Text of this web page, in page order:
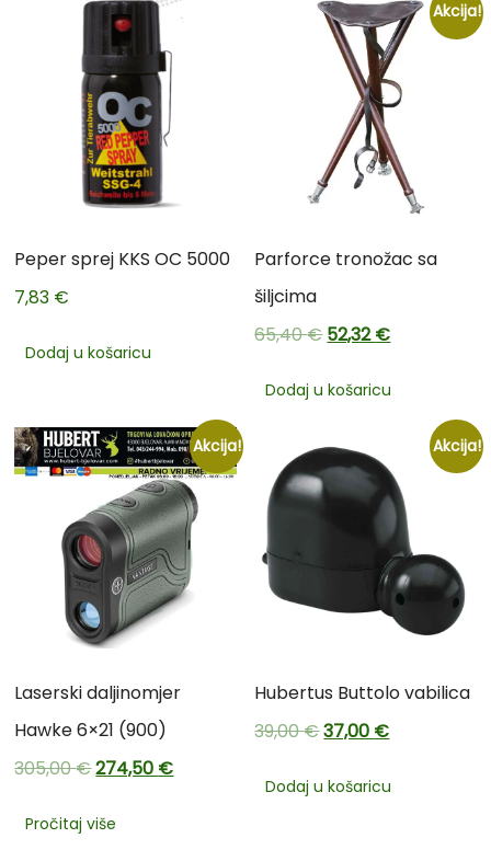
Peper sprej KKS OC 5000
7,83 €
Dodaj u košaricu
Akcija!
Parforce tronožac sa
šiljcima
65,40€52,32€
Dodaj u košaricu
Akcija!
Laserski daljinomjer
Hawke 6×21 (900)
305,00€274,50 €
Pročitaj više
Akcija!
Hubertus Buttolo vabilica
39,00€37,00 €
Dodaj u košaricu